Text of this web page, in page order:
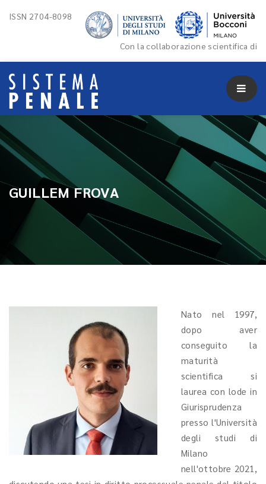
ISSN 2704-8098
Con la collaborazione scientifica di
GUILLEM FROVA
Nato nel 1997,
dopo aver
conseguito la
maturità
scientifica si
laurea con lode in
Giurisprudenza
presso l'Università
degli studi di
Milano
nell'ottobre 2021,